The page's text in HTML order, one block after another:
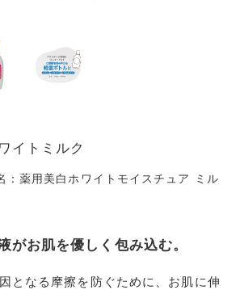
イトミルク
：薬用美白ホワイトモイスチュア ミル
がお肌を優しく包み込む。
となる摩擦を防ぐために、お肌に伸